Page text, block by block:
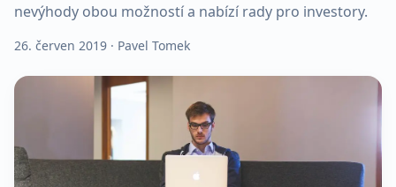
nevýhody obou možností a nabízí rady pro investory.
26. červen 2019 · Pavel Tomek